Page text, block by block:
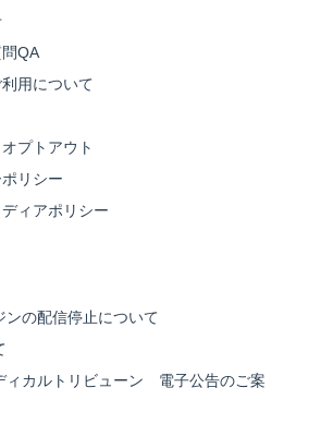
QA
用について
プトアウト
リシー
ィアポリシー
ンの配信停止について
ィカルトリビューン 電子公告のご案